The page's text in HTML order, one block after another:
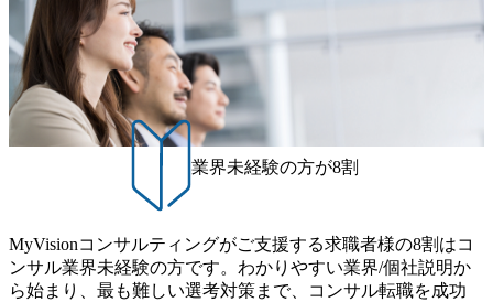
コンサルティングファームの名の通り、全方位のクライア
ントに対して様々なプロジェクトが存在しており、手を上
げれば常に新しいテーマのチャレンジ機会を提供している
（ワンプール制） そのため、全体の離職率10％以下、未経
験3年未満の離職率は0％と驚異の定着率を誇る 大手ファー
ムと同水準以上の報酬制度であり、ファーム経験者の場合
は、転職時報酬アップが基本 強く「個人」の成⾧を重視す
るカルチャーであり、昇進に枠もなく、今ならReadyになれ
ば上がれる環境となっている 安定した経営環境の下、コン
できる 豊富な経験を持つコンサル経験者の場合は、自らチ
ームを立ち上げることが可能 裁量をもった営業活動、デリ
バリー活動ができる(スタートアップとの協業、新規ソリュ
果、<u>退職率も10%程度</u>(他社平均は2～30%程度) 残業
時間は<u>平均30時間程度。</u>バリューが出ていないから
残業代をつけさせないといったことはしない DE&Iにおいて
は女性活用や外国人/高齢者/障碍者などさまざまなバックグ
ラウンドを持つメンバーの働く環境を整えている SDGsの推
進にも積極的で、プロボノ支援等を行っている 部活動も活
発で、多くのクラブが立ち上がっており、さまざまな役
職・所属・組織を超えて社員間のネットワーク形成・交流
の場となっている <u>教育・研修プログラムが非常に充実</
番組があり、新卒紹介、会社の七不思議紹介等、規模が大
きくなっていく中で社員同士のつながりを広げる取り組み
もしている 今後の成長戦略として海外展開を見据えてい
業界未経験の方が8割
MyVisionコンサルティングがご支援する求職者様の8割はコ
ンサル業界未経験の方です。わかりやすい業界/個社説明か
ら始まり、最も難しい選考対策まで、コンサル転職を成功